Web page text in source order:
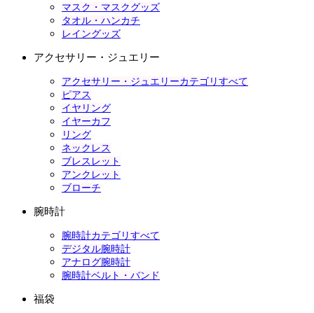
マスク・マスクグッズ
タオル・ハンカチ
レイングッズ
アクセサリー・ジュエリー
アクセサリー・ジュエリーカテゴリすべて
ピアス
イヤリング
イヤーカフ
リング
ネックレス
ブレスレット
アンクレット
ブローチ
腕時計
腕時計カテゴリすべて
デジタル腕時計
アナログ腕時計
腕時計ベルト・バンド
福袋